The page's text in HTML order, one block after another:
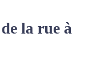
la rue à